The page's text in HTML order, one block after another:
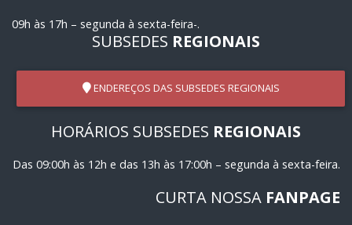
09h às 17h – segunda à sexta-feira-.
SUBSEDES REGIONAIS
ENDEREÇOS DAS SUBSEDES REGIONAIS
HORÁRIOS SUBSEDES REGIONAIS
Das 09:00h às 12h e das 13h às 17:00h – segunda à sexta-feira.
CURTA NOSSA FANPAGE